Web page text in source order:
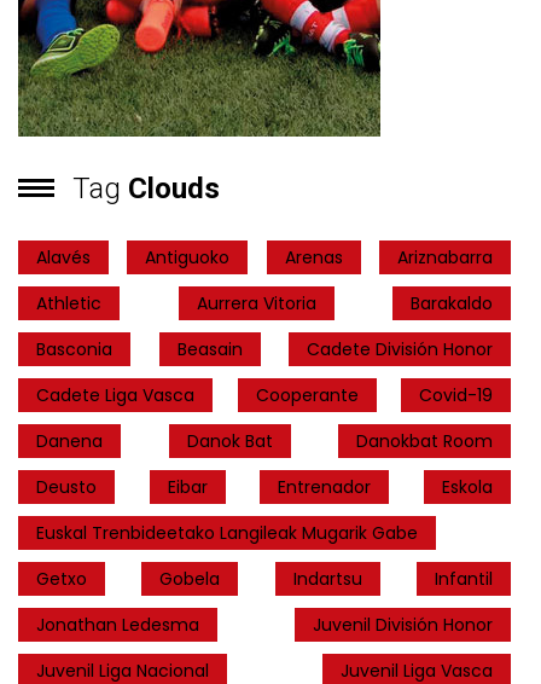
Tag Clouds
Alavés Antiguoko Arenas
Ariznabarra
Athletic
Aurrera Vitoria
Barakaldo
Basconia
Beasain
Cadete División Honor
Cadete Liga Vasca
Cooperante
Covid-19
Danena
Danok Bat
Danokbat Room
Deusto
Eibar Entrenador
Eskola
Euskal Trenbideetako Langileak Mugarik Gabe
Getxo
Gobela Indartsu
Infantil
Jonathan Ledesma
Juvenil División Honor
Juvenil Liga Nacional
Juvenil Liga Vasca